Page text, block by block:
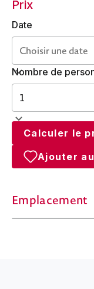
Prix
Date
Nombre de
Calculer le
Ajouter
Emplacement